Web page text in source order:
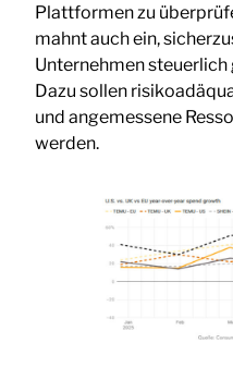
Plattformen zu
mahnt auch ein,
Unternehmen
Dazu sollen
und angemessene
werden.